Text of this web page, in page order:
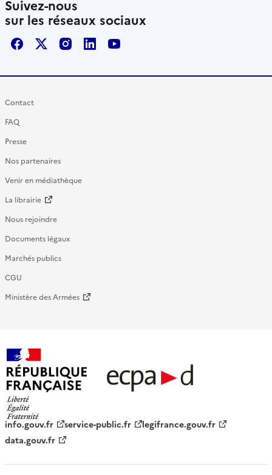
Suivez-nous
sur les réseaux sociaux
FacebookX / TwitterInstagram
LinkedInYoutube
Contact
FAQ
Presse
Nos partenaires
Venir en médiathèque
La librairie
Nous rejoindre
Documents légaux
Marchés publics
CGU
Ministère des Armées
française - ECPAD
info.gouv.fr service-public.fr
legifrance.gouv.fr
data.gouv.fr